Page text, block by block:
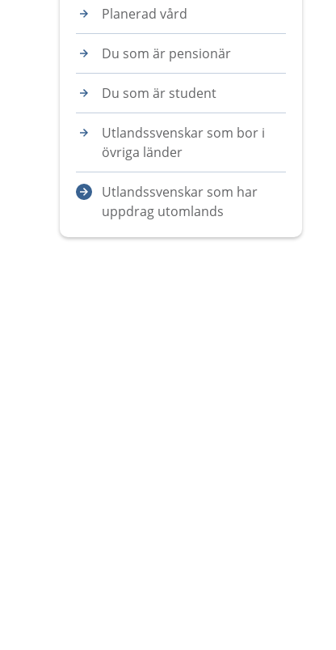
Planerad vård
Du som är pensionär
Du som är student
Utlandssvenskar som bor i
övriga länder
Utlandssvenskar som har
uppdrag utomlands